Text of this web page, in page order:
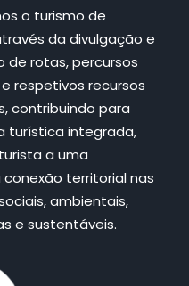
o turismo de
da divulgação e
de rotas, percursos
respetivos recursos
contribuindo para
turística integrada,
a uma
territorial nas
ambientais,
e sustentáveis.